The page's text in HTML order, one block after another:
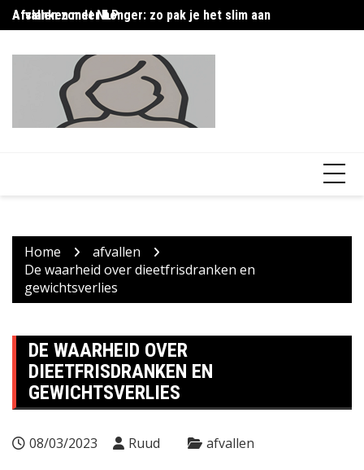
Skip
to
Afslanken met NLP
Afvallen zonder honger: zo pak je het slim aan
Home
afvallen
De waarheid over dieetfrisdranken en
gewichtsverlies
DE WAARHEID OVER
DIEETFRISDRANKEN EN
GEWICHTSVERLIES
08/03/2023 Ruud afvallen